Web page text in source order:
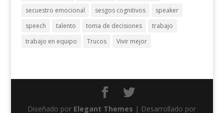
secuestro emocional
sesgos cognitivos
speaker
speech
talento toma de decisiones
trabajo
trabajo en equipo
Trucos Vivir mejor
Diseñado por Elegant Themes | Desarrollado por